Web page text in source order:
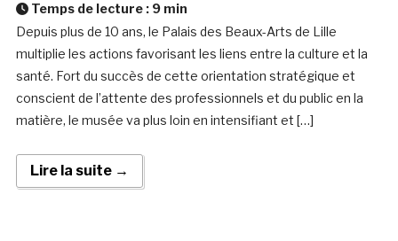
Temps de lecture : 9 min
Depuis plus de 10 ans, le Palais des Beaux-Arts de Lille
multiplie les actions favorisant les liens entre la culture et la
santé. Fort du succès de cette orientation stratégique et
conscient de l’attente des professionnels et du public en la
matière, le musée va plus loin en intensifiant et […]
Lire la suite →